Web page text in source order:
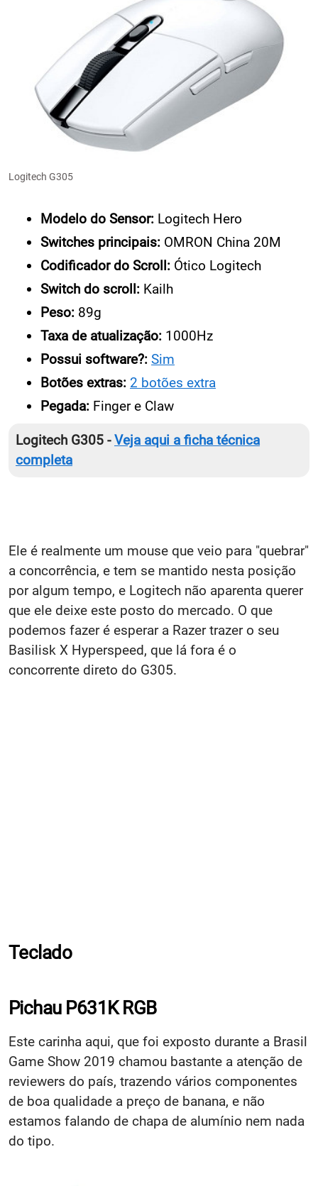
Logitech G305
Modelo do Sensor: Logitech Hero
Switches principais: OMRON China 20M
Codificador do Scroll: Ótico Logitech
Switch do scroll: Kailh
Peso: 89g
Taxa de atualização: 1000Hz
Possui software?: Sim
Botões extras: 2 botões extra
Pegada: Finger e Claw
Logitech G305 -Veja aqui a ficha técnica
completa
Ele é realmente um mouse que veio para "quebrar"
a concorrência, e tem se mantido nesta posição
por algum tempo, e Logitech não aparenta querer
que ele deixe este posto do mercado. O que
podemos fazer é esperar a Razer trazer o seu
Basilisk X Hyperspeed, que lá fora é o
concorrente direto do G305.
Teclado
Pichau P631K RGB
Este carinha aqui, que foi exposto durante a Brasil
Game Show 2019 chamou bastante a atenção de
reviewers do país, trazendo vários componentes
de boa qualidade a preço de banana, e não
estamos falando de chapa de alumínio nem nada
do tipo.